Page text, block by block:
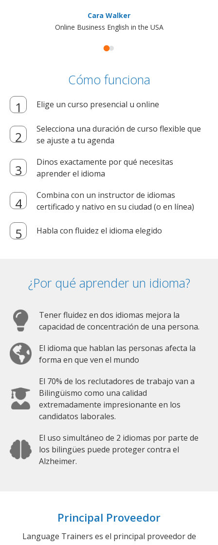
Cara Walker
Online Business English in the USA
Cómo funciona
Elige un curso presencial u online
Selecciona una duración de curso flexible que
se ajuste a tu agenda
Dinos exactamente por qué necesitas
aprender el idioma
Combina con un instructor de idiomas
certificado y nativo en su ciudad (o en línea)
Habla con fluidez el idioma elegido
¿Por qué aprender un idioma?
Tener fluidez en dos idiomas mejora la
capacidad de concentración de una persona.
El idioma que hablan las personas afecta la
forma en que ven el mundo
El 70% de los reclutadores de trabajo van a
Bilingüismo como una calidad
extremadamente impresionante en los
candidatos laborales.
El uso simultáneo de 2 idiomas por parte de
los bilingües puede proteger contra el
Alzheimer.
Principal Proveedor
Language Trainers es el principal proveedor de